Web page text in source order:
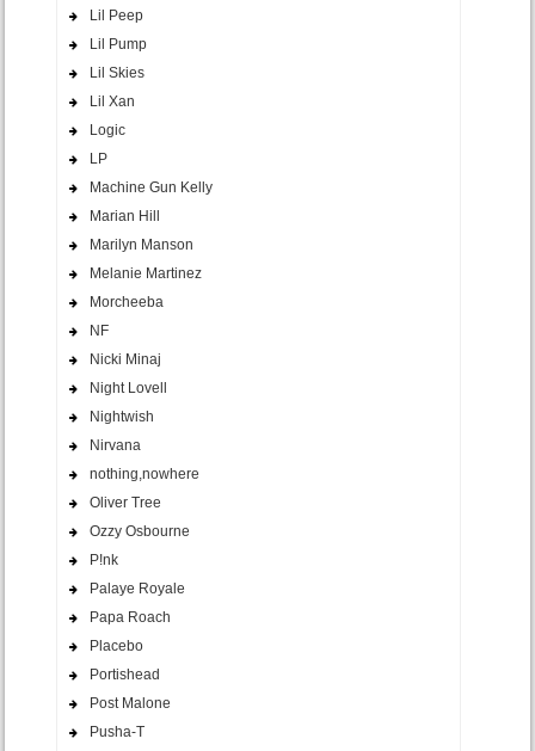
Lil Peep
Lil Pump
Lil Skies
Lil Xan
Logic
LP
Machine Gun Kelly
Marian Hill
Marilyn Manson
Melanie Martinez
Morcheeba
NF
Nicki Minaj
Night Lovell
Nightwish
Nirvana
nothing,nowhere
Oliver Tree
Ozzy Osbourne
P!nk
Palaye Royale
Papa Roach
Placebo
Portishead
Post Malone
Pusha-T